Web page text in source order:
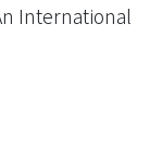
International